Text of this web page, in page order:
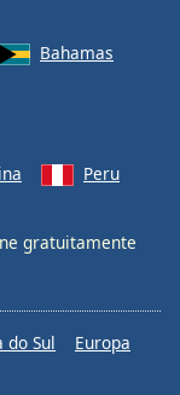
Bahamas
Peru
gratuitamente
do Sul
Europa